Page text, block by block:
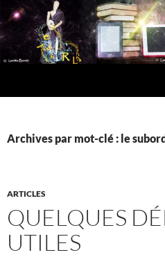
Aller
au
contenu
Archives par mot-clé : le
ARTICLES
QUELQUES
UTILES